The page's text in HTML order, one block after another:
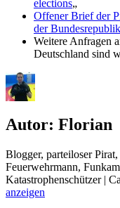
elections„
Offener Brief der
der
Weitere Anfragen
Deutschland sind
Autor: Florian
Blogger, parteiloser
Feuerwehrmann,
Katastrophenschützer |
anzeigen